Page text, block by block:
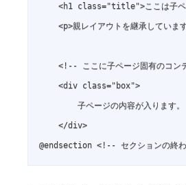
<h1 class="title">ここは子
<p>親レイアウトを継承していま
<!-- ここに子ページ固有のコン
    <div class="box">
        子ページの内容が入ります。
    </div>